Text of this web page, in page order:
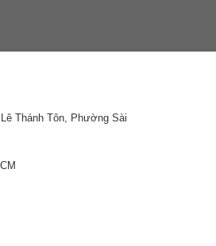
Thánh Tôn, Phường Sài